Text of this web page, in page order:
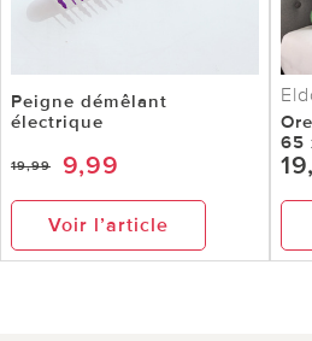
Peigne démêlant
électrique
19,99 9,99
Voir l’article
65